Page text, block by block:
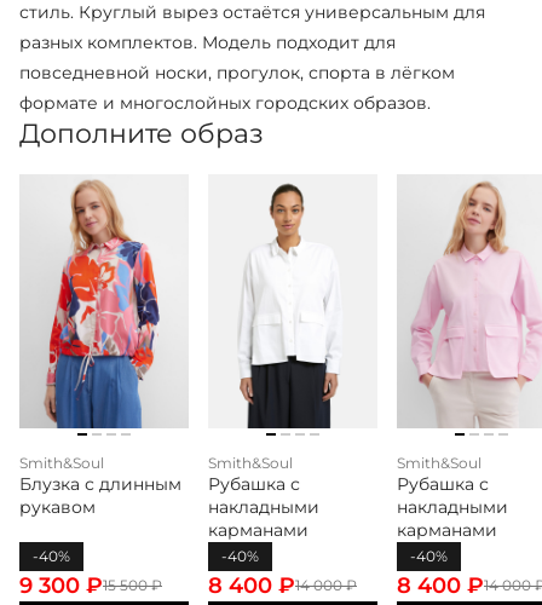
стиль. Круглый вырез остаётся универсальным для
разных комплектов. Модель подходит для
повседневной носки, прогулок, спорта в лёгком
формате и многослойных городских образов.
Дополните образ
Smith&Soul
Блузка с длинным
рукавом
-40%
15 500₽
9 300 ₽
Smith&Soul
Рубашка с
накладными
карманами
-40%
14 000₽
8 400 ₽
Smith&Soul
Рубашка с
накладными
карманами
-40%
14 000
8 400 ₽